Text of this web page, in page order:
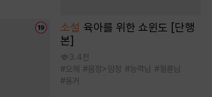
소설 육아를 위한 쇼윈도 [단행
본]
3.4천
#오해 #몸정>맘정 #능력남 #절륜남
#동거